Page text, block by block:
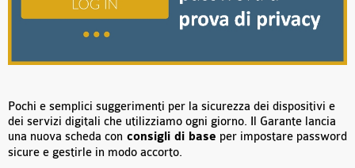
Pochi e semplici suggerimenti per la sicurezza dei dispositivi e
dei servizi digitali che utilizziamo ogni giorno. Il Garante lancia
una nuova scheda con consigli di base per impostare password
sicure e gestirle in modo accorto.